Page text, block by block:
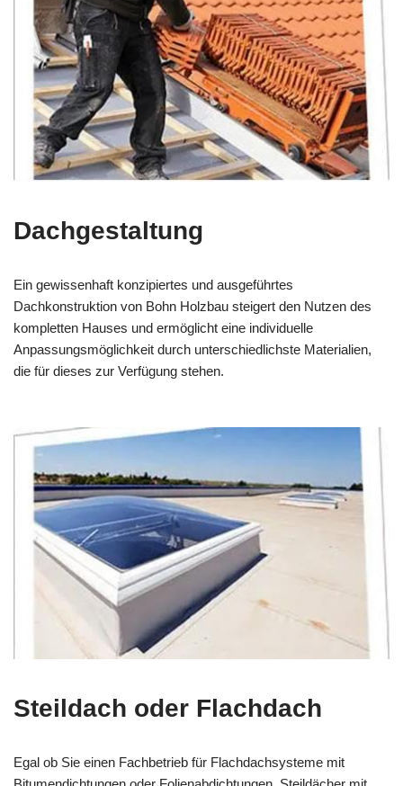
Dachgestaltung
Ein gewissenhaft konzipiertes und ausgeführtes
Dachkonstruktion von Bohn Holzbau steigert den Nutzen des
kompletten Hauses und ermöglicht eine individuelle
Anpassungsmöglichkeit durch unterschiedlichste Materialien,
die für dieses zur Verfügung stehen.
Steildach oder Flachdach
Egal ob Sie einen Fachbetrieb für Flachdachsysteme mit